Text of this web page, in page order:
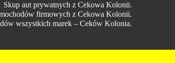
Skup aut prywatnych z Cekowa Kolonii.
firmowych z Cekowa Kolonii.
wszystkich marek – Ceków Kolonia.